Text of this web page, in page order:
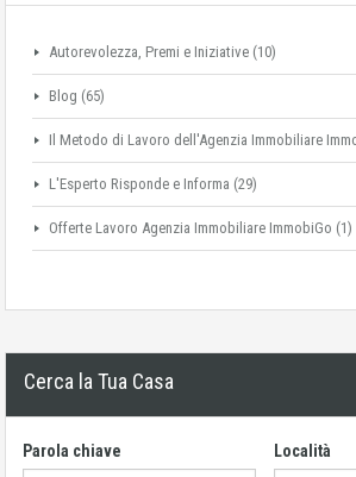
Autorevolezza, Premi e Iniziative (10)
Blog (65)
Il Metodo di Lavoro dell'Agenzia Immobiliare
L'Esperto Risponde e Informa (29)
Offerte Lavoro Agenzia Immobiliare ImmobiGo (1)
Cerca la Tua Casa
Parola chiave Località